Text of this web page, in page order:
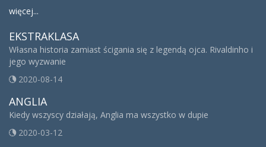
więcej...
EKSTRAKLASA
Własna historia zamiast ścigania się z legendą ojca. Rivaldinho i
jego wyzwanie
2020-08-14
ANGLIA
Kiedy wszyscy działają, Anglia ma wszystko w dupie
2020-03-12